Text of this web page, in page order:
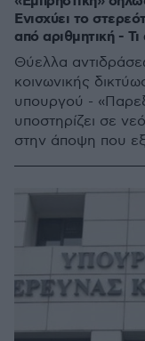
Ενισχύει το
από αριθμητική -
Θύελλα
κοινωνικής
υπουργού -
υποστηρίζει σε
στην άποψη που